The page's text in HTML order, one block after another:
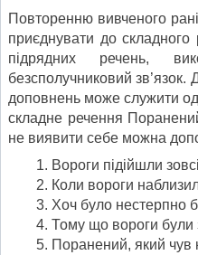
Повторенню вивченого
приєднувати до
підрядних речень,
безсполучниковий
доповнень може служити
складне речення
не виявити себе можна
Вороги підійшли
Коли вороги
Хоч було нестерпно
Тому що вороги були
Поранений, який чув